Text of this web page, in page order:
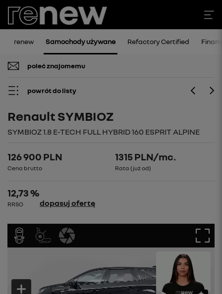
renew Samochody używane Refactory Certified
powrót do listy
poleć znajomemu
Renault SYMBIOZ
SYMBIOZ 1.8 E-TECH FULL HYBRID 160 ESPRIT ALPINE
126 900 PLN
Cena brutto
1315PLN/mc.
Rata (już od)
12,73 %
RRSO dopasuj ofertę